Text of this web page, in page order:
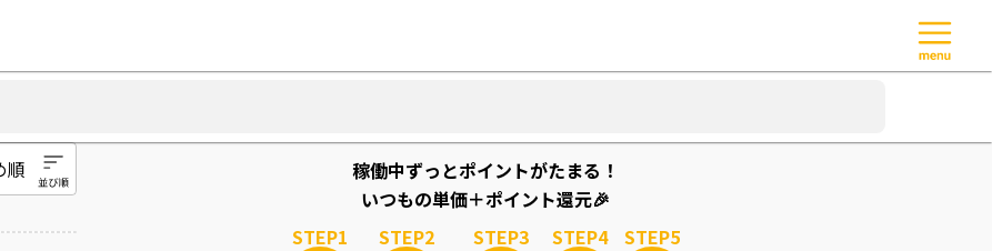
稼働中ずっとポイントがたまる！
いつもの単価＋ポイント還元🎉
STEP1 STEP2 STEP3 STEP4 STEP5